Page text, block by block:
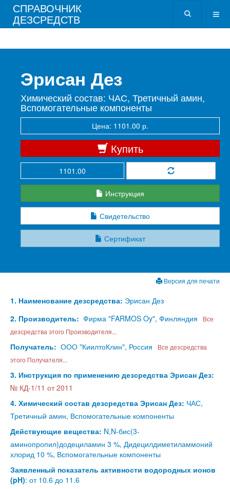
СПРАВОЧНИК
ДЕЗСРЕДСТВ
Эрисан Дез
Химический состав: ЧАС, Третичный амин,
Вспомогательные компоненты
Цена: 1101.00 р.
Купить
Инструкция
Свидетельство
Сертификат
Версия для печати
1. Наименование дезсредства: Эрисан Дез
2. Производитель: Фирма "FARMOS Oy", Финляндия
Все
дезсредства этого Производителя...
Получатель: ООО "КиилтоКлин", Россия
Все дезсредства
этого Получателя...
3. Инструкция по применению дезсредства Эрисан Дез:
№ КД-1/11 от 2011
4. Химический состав дезсредства Эрисан Дез: ЧАС,
Третичный амин, Вспомогательные компоненты
Действующие вещества: N,N-бис(3-
аминопропил)додециламин 3 %, Дидецилдиметиламмоний
хлорид 10 %, Вспомогательные компоненты
Заявленный показатель активности водородных ионов
(pH): от 10.6 до 11.6